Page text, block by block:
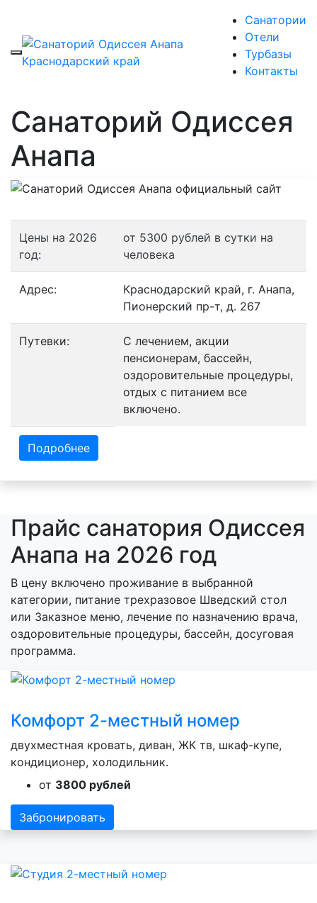
Санатории
Отели
Турбазы
Контакты
Санаторий Одиссея
Анапа
Цены на 2026
год:
от 5300 рублей в сутки на
человека
Адрес:
Краснодарский край, г. Анапа,
Пионерский пр-т, д. 267
Путевки:
С лечением, акции
пенсионерам, бассейн,
оздоровительные процедуры,
отдых с питанием все
включено.
Подробнее
Прайс санатория Одиссея
Анапа на 2026 год
В цену включено проживание в выбранной
категории, питание трехразовое Шведский стол
или Заказное меню, лечение по назначению врача,
оздоровительные процедуры, бассейн, досуговая
программа.
Комфорт 2-местный номер
двухместная кровать, диван, ЖК тв, шкаф-купе,
кондиционер, холодильник.
от 3800 рублей
Забронировать